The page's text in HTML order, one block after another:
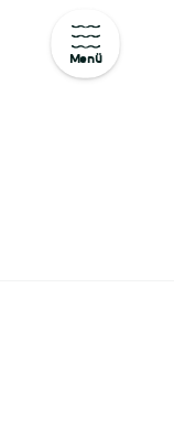
Menü